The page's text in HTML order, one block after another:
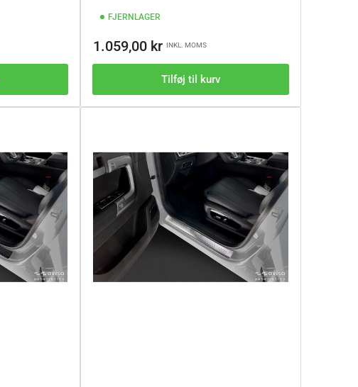
FJERNLAGER
Vejl.pris
1.059,00 kr INKL. MOMS
Tilføj til kurv